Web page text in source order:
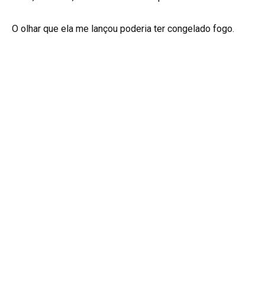
O olhar que ela me lançou poderia ter congelado fogo.